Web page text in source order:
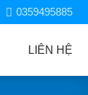
0359495885
LIÊN HỆ